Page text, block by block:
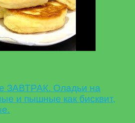
ЗАВТРАК. Оладьи на
и пышные как бисквит,